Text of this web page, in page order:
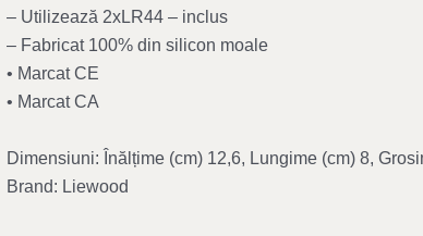
– Utilizează 2xLR44 – inclus
– Fabricat 100% din silicon moale
• Marcat CE
• Marcat CA
Dimensiuni: Înălțime (cm) 12,6, Lungime (cm) 8,
Brand: Liewood